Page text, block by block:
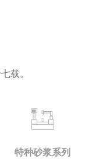
载。
特种砂浆系列